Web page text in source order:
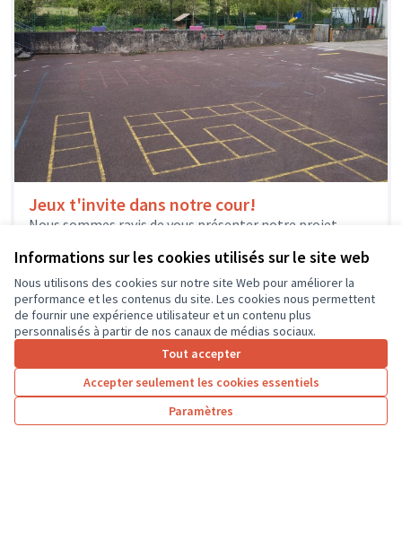
Informations sur les cookies utilisés sur le site web
Nous utilisons des cookies sur notre site Web pour améliorer la
performance et les contenus du site. Les cookies nous permettent
de fournir une expérience utilisateur et un contenu plus
personnalisés à partir de nos canaux de médias sociaux.
Tout accepter
Accepter seulement les cookies essentiels
Paramètres
Jeux t'invite dans notre cour!
Nous sommes ravis de vous présenter notre projet
dynamique et...
Environnement et cadre de vie Saint-Ouen-les-Vignes
Résultats par page : 50
1 2 3 4 5 6 7